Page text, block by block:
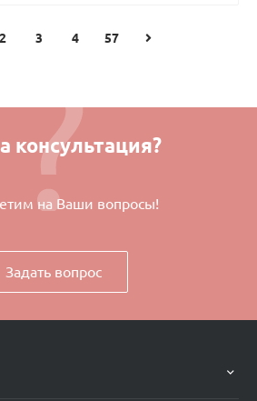
2 3 4 57
консультация?
на Ваши вопросы!
Задать вопрос